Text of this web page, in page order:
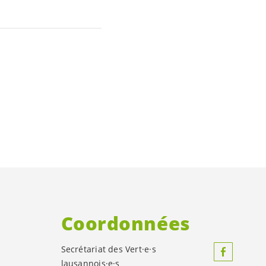
Coordonnées
Secrétariat desVert·e·s
lausannois·e·s